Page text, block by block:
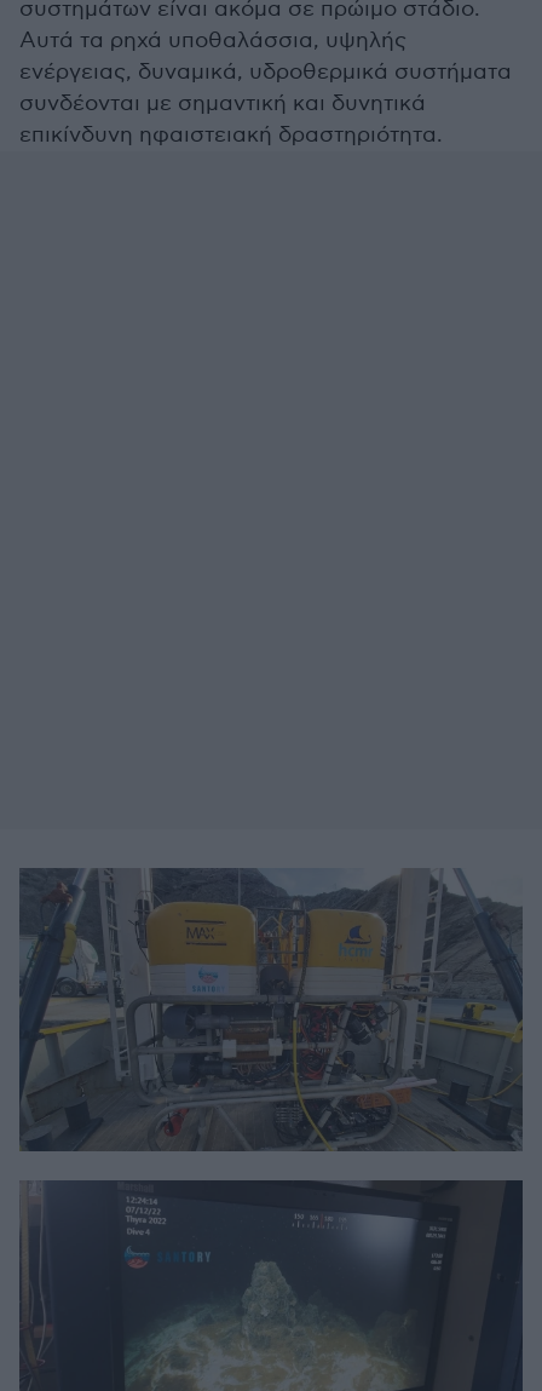
συστημάτων είναι ακόμα σε πρώιμο στάδιο.
Αυτά τα ρηχά υποθαλάσσια, υψηλής
ενέργειας, δυναμικά, υδροθερμικά συστήματα
συνδέονται με σημαντική και δυνητικά
επικίνδυνη ηφαιστειακή δραστηριότητα.